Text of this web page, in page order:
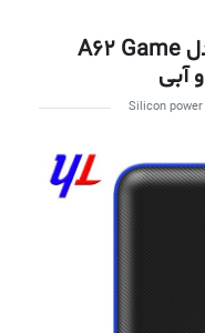
هارد بیرونی سیلیکون پاور مدل A62 Game
Silicon